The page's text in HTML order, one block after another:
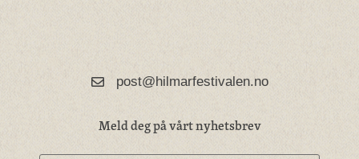
post@hilmarfestivalen.no
Meld deg på vårt nyhetsbrev